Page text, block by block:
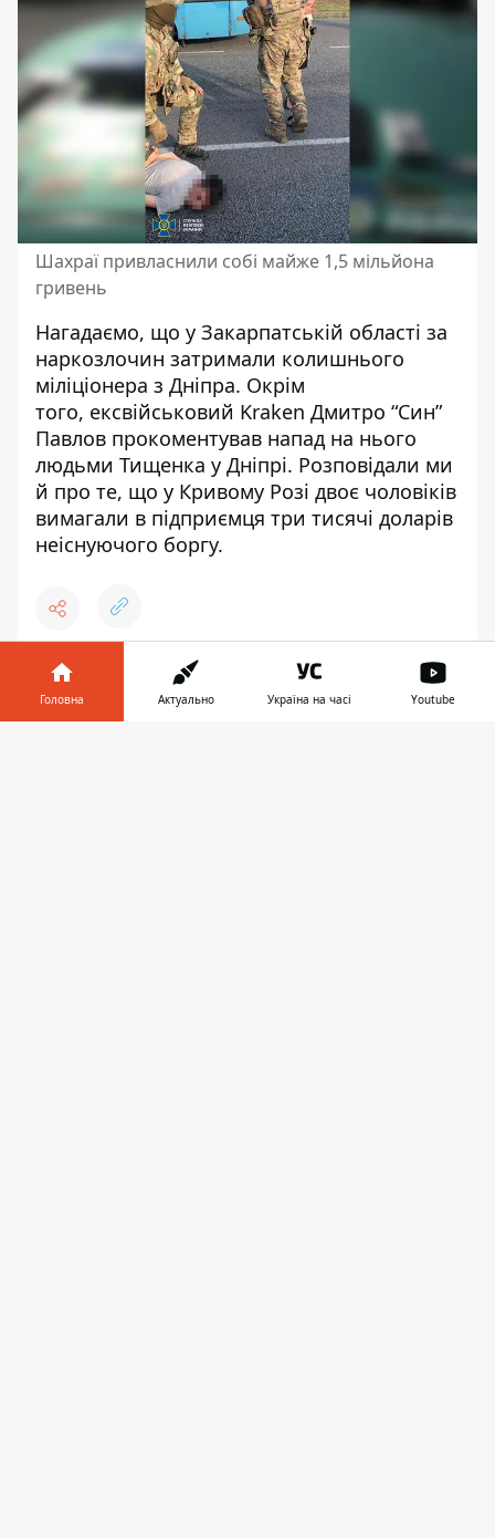
Шахраї привласнили собі майже 1,5 мільйона
гривень
Нагадаємо, що у Закарпатській області за
наркозлочин затримали колишнього
міліціонера з Дніпра. Окрім
того, ексвійськовий Kraken Дмитро “Син”
Павлов прокоментував напад на нього
людьми Тищенка у Дніпрі. Розповідали ми
й про те, що у Кривому Розі двоє чоловіків
вимагали в підприємця три тисячі доларів
неіснуючого боргу.
👍 ♥ 😆
Головна Актуально Україна на часі Youtube